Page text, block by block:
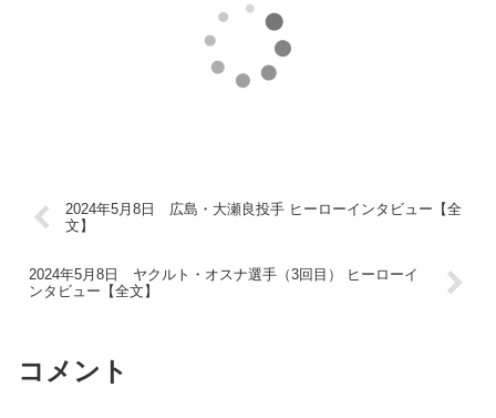
2024年5月8日 広島・大瀬良投手 ヒーローインタビュー【全
文】
2024年5月8日 ヤクルト・オスナ選手（3回目） ヒーローイ
ンタビュー【全文】
コメント